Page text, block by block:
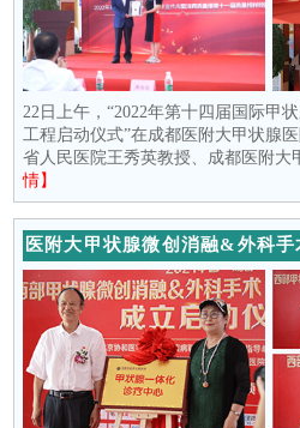
22日上午，“2022年第十四届国际甲
工程启动仪式”在成都医附大甲状腺
省人民医院王秀英教授、成都医附大
情】
医附大甲状腺微创消融&外科